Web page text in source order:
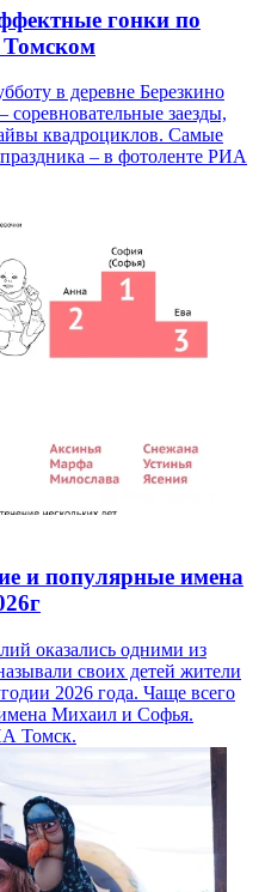
гонки по
в деревне Березкино
заезды,
квадроциклов. Самые
– в фотоленте РИА
и популярные имена
оказались одними из
своих детей жители
2026 года. Чаще всего
Михаил и Софья.
Томск.